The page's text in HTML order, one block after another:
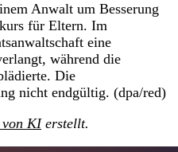
Anwalt um Besserung
für Eltern. Im
eine
während die
Die
nicht endgültig. (dpa/red)
KIerstellt.